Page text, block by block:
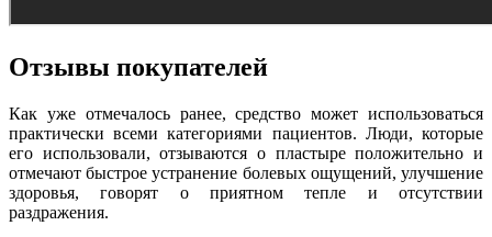
Отзывы покупателей
Как уже отмечалось ранее, средство может использоваться
практически всеми категориями пациентов. Люди, которые
его использовали, отзываются о пластыре положительно и
отмечают быстрое устранение болевых ощущений, улучшение
здоровья, говорят о приятном тепле и отсутствии
раздражения.